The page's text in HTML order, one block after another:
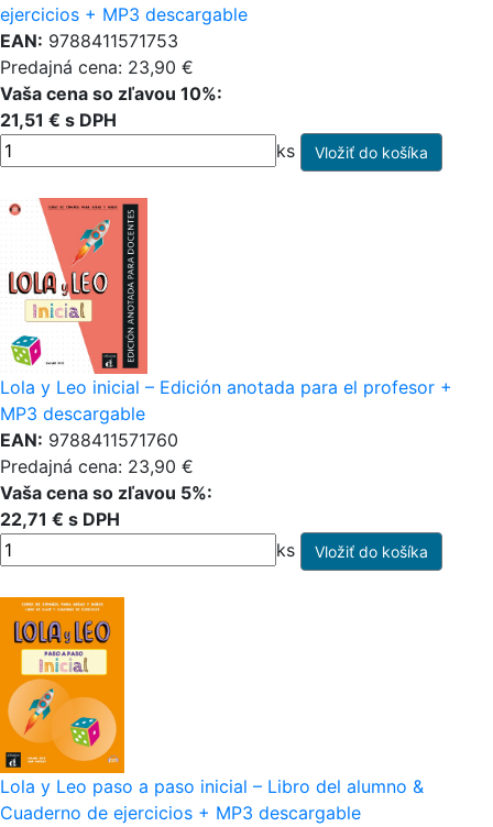
ejercicios + MP3 descargable
EAN: 9788411571753
Predajná cena: 23,90 €
Vaša cena so zľavou 10%:
21,51 € s DPH
ks
Lola y Leo inicial – Edición anotada para el profesor +
MP3 descargable
EAN: 9788411571760
Predajná cena: 23,90 €
Vaša cena so zľavou 5%:
22,71 € s DPH
ks
Lola y Leo paso a paso inicial – Libro del alumno &
Cuaderno de ejercicios + MP3 descargable